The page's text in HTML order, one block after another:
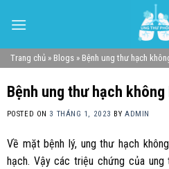
Trang chủ » Blogs » Bệnh ung thư hạch
Bệnh ung thư hạch
POSTED ON 3 THÁNG 1, 2023 BYADMIN
Về mặt bệnh lý, ung thư hạch
hạch. Vậy các triệu chứng của